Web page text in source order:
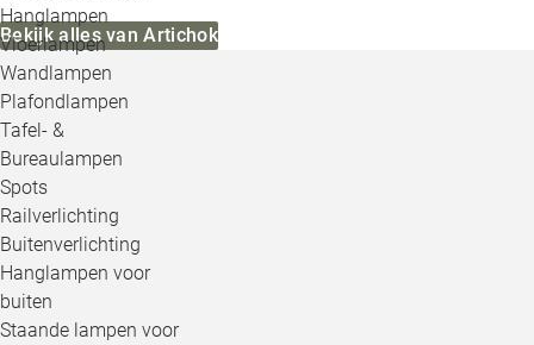
Hanglampen
Vloerlampen
Wandlampen
Plafondlampen
Tafel- &
Bureaulampen
Spots
Railverlichting
Buitenverlichting
Hanglampen voor
buiten
Staande lampen voor
Bekijk alles van Artichok